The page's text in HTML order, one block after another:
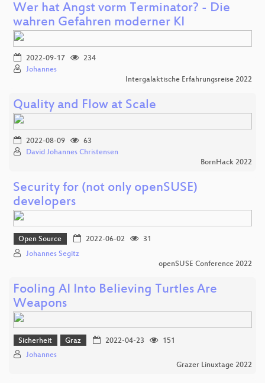
Wer hat Angst vorm Terminator? - Die
wahren Gefahren moderner KI
2022-09-17
234
Johannes
Intergalaktische Erfahrungsreise 2022
Quality and Flow at Scale
2022-08-09
63
David Johannes Christensen
BornHack 2022
Security for (not only openSUSE)
developers
Open Source 2022-06-02
31
Johannes Segitz
openSUSE Conference 2022
Fooling AI Into Believing Turtles Are
Weapons
Sicherheit Graz 2022-04-23
151
Johannes
Grazer Linuxtage 2022